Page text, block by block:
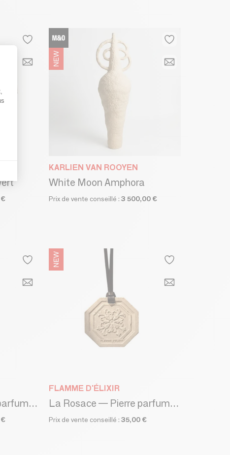
KARLIEN VAN ROOYEN
White Moon Amphora
Prix de vente conseillé :3 500,00 €
La Rosace — Pierre parfumée - JASMIN ET ABRICOT - PIERRE MARBRÉE
FLAMME D'ÉLIXIR
La Rosace — Pierre parfumée - FIGUE ET FRAMBOISE - PIERRE MARBRÉE
Prix de vente conseillé :35,00 €
: Personnalisez vos Options